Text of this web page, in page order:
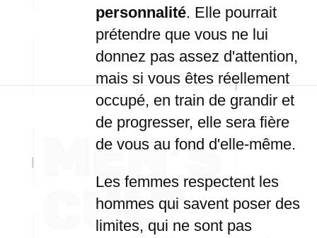
personnalité. Elle pourrait
prétendre que vous ne lui
donnez pas assez d'attention,
mais si vous êtes réellement
occupé, en train de grandir et
de progresser, elle sera fière
de vous au fond d'elle-même.
Les femmes respectent les
hommes qui savent poser des
limites, qui ne sont pas